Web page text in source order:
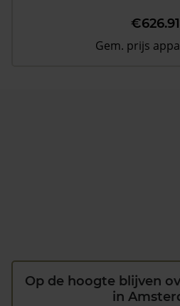
Gem. prijs
Op de hoogte blijven
in